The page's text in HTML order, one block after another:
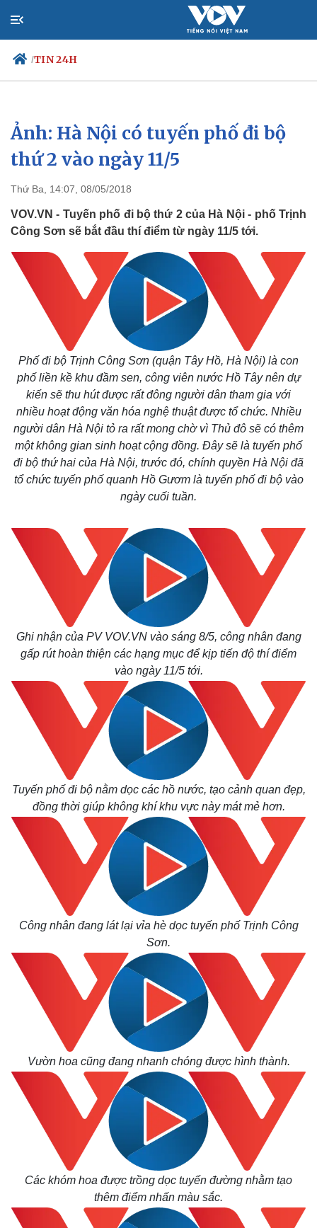
/TIN 24H
Chính trị
Đảng
Tổ chức nhân sự
Nhận diện sự thật
Xã hội
Việc làm
Biển đảo
Thế giới
Quan sát
Cuộc sống đó đây
Multimedia
E-Magazine
Infographic
Ảnh: Hà Nội có tuyến phố đi bộ
thứ 2 vào ngày 11/5
Thứ Ba, 14:07, 08/05/2018
VOV.VN - Tuyến phố đi bộ thứ 2 của Hà Nội - phố Trịnh
Công Sơn sẽ bắt đầu thí điểm từ ngày 11/5 tới.
Phố đi bộ Trịnh Công Sơn (quận Tây Hồ, Hà Nội) là con
phố liền kề khu đầm sen, công viên nước Hồ Tây nên dự
kiến sẽ thu hút được rất đông người dân tham gia với
nhiều hoạt động văn hóa nghệ thuật được tổ chức. Nhiều
người dân Hà Nội tỏ ra rất mong chờ vì Thủ đô sẽ có thêm
một không gian sinh hoạt cộng đồng. Đây sẽ là tuyến phố
đi bộ thứ hai của Hà Nội, trước đó, chính quyền Hà Nội đã
tổ chức tuyến phố quanh Hồ Gươm là tuyến phố đi bộ vào
ngày cuối tuần.
Ghi nhận của PV VOV.VN vào sáng 8/5, công nhân đang
gấp rút hoàn thiện các hạng mục để kịp tiến độ thí điểm
vào ngày 11/5 tới.
Tuyến phố đi bộ nằm dọc các hồ nước, tạo cảnh quan đẹp,
đồng thời giúp không khí khu vực này mát mẻ hơn.
Công nhân đang lát lại vỉa hè dọc tuyến phố Trịnh Công
Sơn.
Vườn hoa cũng đang nhanh chóng được hình thành.
Các khóm hoa được trồng dọc tuyến đường nhằm tạo
thêm điểm nhấn màu sắc.